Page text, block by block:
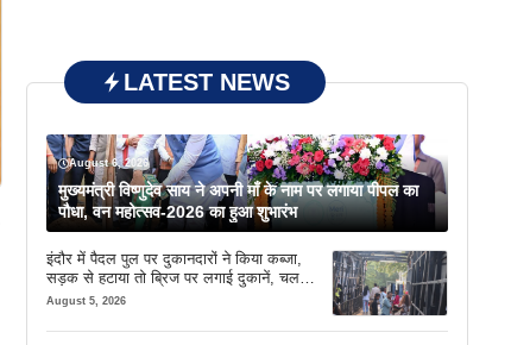
LATEST NEWS
August 6, 2026
मुख्यमंत्री विष्णुदेव साय ने अपनी माँ के नाम पर लगाया पीपल का
पौधा, वन महोत्सव-2026 का हुआ शुभारंभ
इंदौर में पैदल पुल पर दुकानदारों ने किया कब्जा,
सड़क से हटाया तो ब्रिज पर लगाई दुकानें, चलने
की जगह भी नहीं मिल रही
August 5, 2026